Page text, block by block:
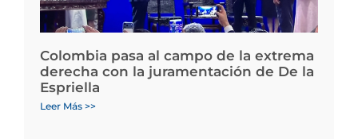
Colombia pasa al campo de la extrema
derecha con la juramentación de De la
Espriella
Leer Más >>